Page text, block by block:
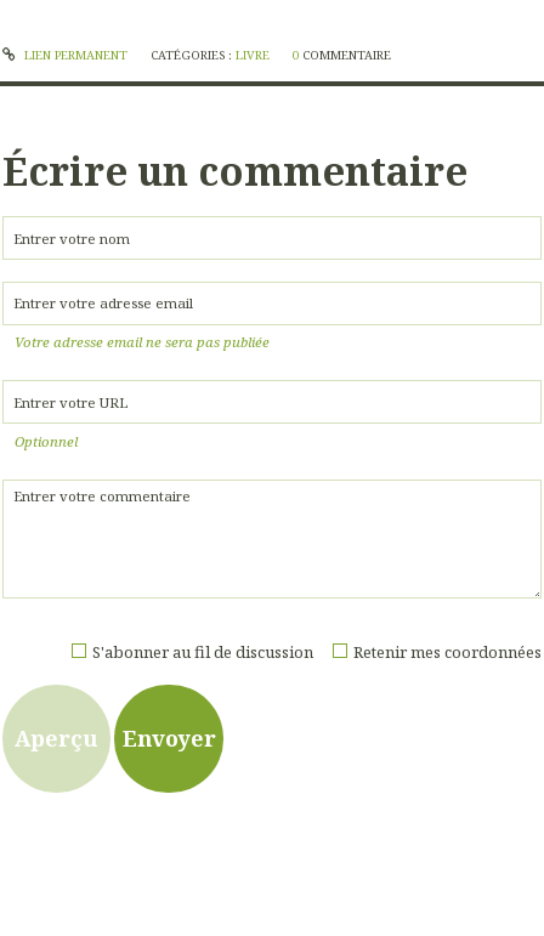
LIEN PERMANENT CATÉGORIES : LIVRE 0 COMMENTAIRE
Écrire un commentaire
Votre adresse email ne sera pas publiée
Optionnel
Retenir mes coordonnées
S'abonner au fil de discussion